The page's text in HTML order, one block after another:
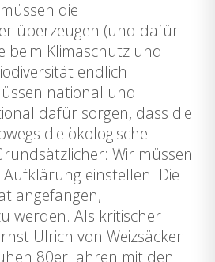
die
überzeugen (und dafür
beim Klimaschutz und
endlich
national und
dafür sorgen, dass die
die ökologische
Wir müssen
einstellen. Die
angefangen,
werden. Als kritischer
Ulrich von Weizsäcker
80er Jahren mit den